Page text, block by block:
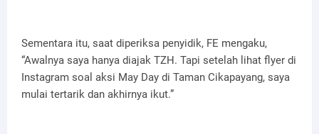
Sementara itu, saat diperiksa penyidik, FE mengaku,
“Awalnya saya hanya diajak TZH. Tapi setelah lihat flyer di
Instagram soal aksi May Day di Taman Cikapayang, saya
mulai tertarik dan akhirnya ikut.”